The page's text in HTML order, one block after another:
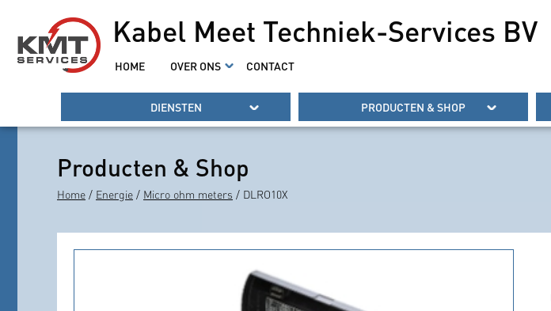
Kabel Meet Techniek-Services BV
HOME OVER ONS CONTACT
DIENSTEN PRODUCTEN & SHOP
Producten & Shop
Home / Energie / Micro ohm meters / DLRO10X